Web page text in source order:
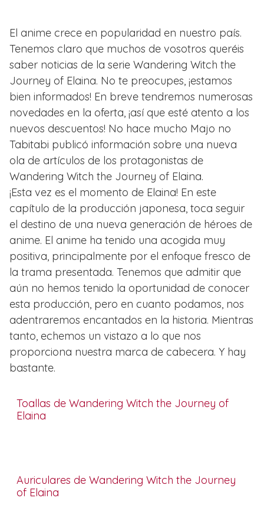
El anime crece en popularidad en nuestro país.
Tenemos claro que muchos de vosotros queréis
saber noticias de la serie Wandering Witch the
Journey of Elaina. No te preocupes, ¡estamos
bien informados! En breve tendremos numerosas
novedades en la oferta, ¡así que esté atento a los
nuevos descuentos! No hace mucho Majo no
Tabitabi publicó información sobre una nueva
ola de artículos de los protagonistas de
Wandering Witch the Journey of Elaina.
¡Esta vez es el momento de Elaina! En este
capítulo de la producción japonesa, toca seguir
el destino de una nueva generación de héroes de
anime. El anime ha tenido una acogida muy
positiva, principalmente por el enfoque fresco de
la trama presentada. Tenemos que admitir que
aún no hemos tenido la oportunidad de conocer
esta producción, pero en cuanto podamos, nos
adentraremos encantados en la historia. Mientras
tanto, echemos un vistazo a lo que nos
proporciona nuestra marca de cabecera. Y hay
bastante.
Toallas de Wandering Witch the Journey of
Elaina
Auriculares de Wandering Witch the Journey
of Elaina